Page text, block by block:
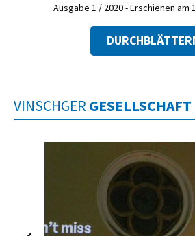
Ausgabe 1 / 2020 - Erschienen am
VINSCHGER GESELLSCHAFT